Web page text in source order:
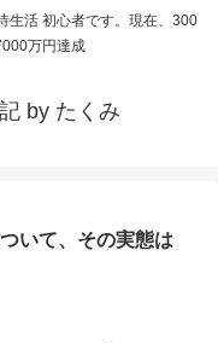
生活 初心者です。現在、300
万円達成
by たくみ
いて、その実態は